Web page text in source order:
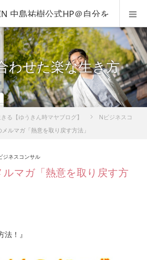
中島祐樹公式HP＠自分を
る！
わせた楽な生き方
る【ゆうきん時マヤブログ】
Nビジネスコ
ルマガ「熱意を取り戻す方法」
ジネスコンサル
マガ「熱意を取り戻す方
法！』